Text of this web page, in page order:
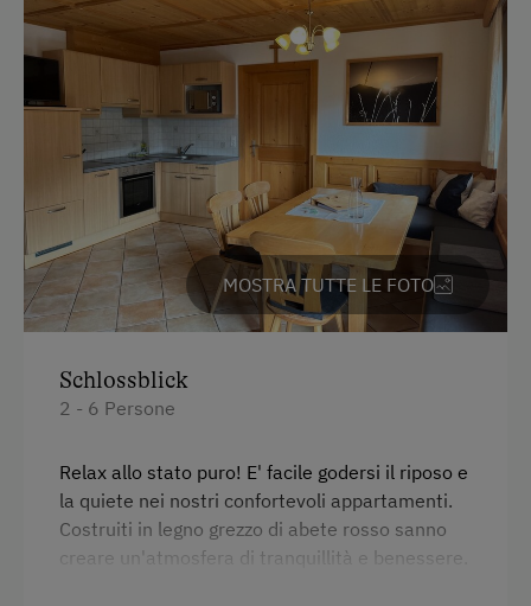
Casa vacanze in maso tradizionale
Antico maso tipico
In agriturismo
Giardino / prato
Giardino della casa
Prodotti fatti in casa
Aiutare in fattoria
Servizi per bambini
Parco giochi per bambini
Giochi
Parco giochi nel bosco
MOSTRA TUTTE LE FOTO
Schlossblick
2 - 6 Persone
Relax allo stato puro! E' facile godersi il riposo e
la quiete nei nostri confortevoli appartamenti.
Costruiti in legno grezzo di abete rosso sanno
creare un'atmosfera di tranquillità e benessere.